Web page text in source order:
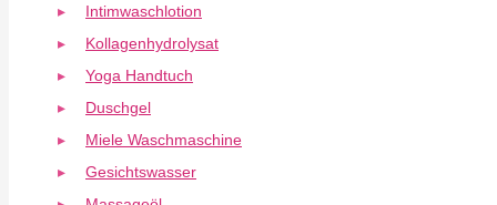
Intimwaschlotion
Kollagenhydrolysat
Yoga Handtuch
Duschgel
Miele Waschmaschine
Gesichtswasser